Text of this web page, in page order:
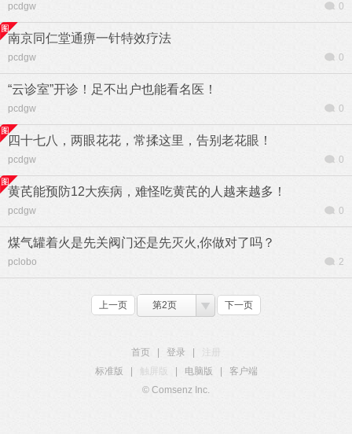
pcdgw 0
南京同仁堂通痹一针特效疗法
pcdgw 0
“云诊室”开诊！足不出户也能看名医！
pcdgw 0
四十七八，两眼花花，常揉这里，告别老花眼！
pcdgw 0
黄芪能预防12大疾病，难怪吃黄芪的人越来越多！
pcdgw 0
煤气罐着火是先关阀门还是先灭火,你做对了吗？
pclobo 2
上一页 第2页 下一页
首页 登录
注册
标准版
触屏版 电脑版
客户端
© Comsenz Inc.